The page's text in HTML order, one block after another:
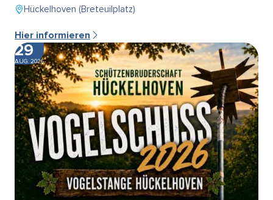
Hückelhoven (Breteuilplatz)
Hier informieren
29
AUG. 2026